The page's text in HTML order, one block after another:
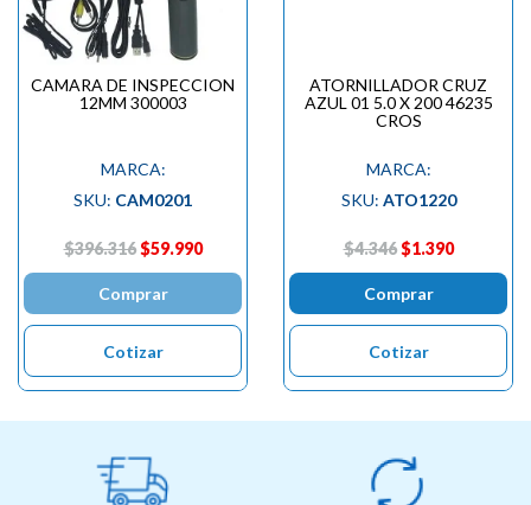
CAMARA DE INSPECCION
12MM 300003
MARCA:
SKU: CAM0201
$396.316 $59.990
Comprar
Cotizar
ATORNILLADOR CRUZ
AZUL 01 5.0 X 200 46235
CROS
MARCA:
SKU: ATO1220
$4.346 $1.390
Comprar
Cotizar